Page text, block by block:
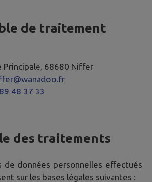
de traitement
Principale, 68680 Niffer
48 37 33
des traitements
de données personnelles effectués
sur les bases légales suivantes :